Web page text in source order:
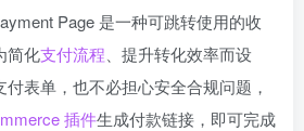
Page 是一种可跳转使用的收
简化支付流程 、提升转化效率而设
表单，也不必担心安全合规问题，
插件生成付款链接，即可完成